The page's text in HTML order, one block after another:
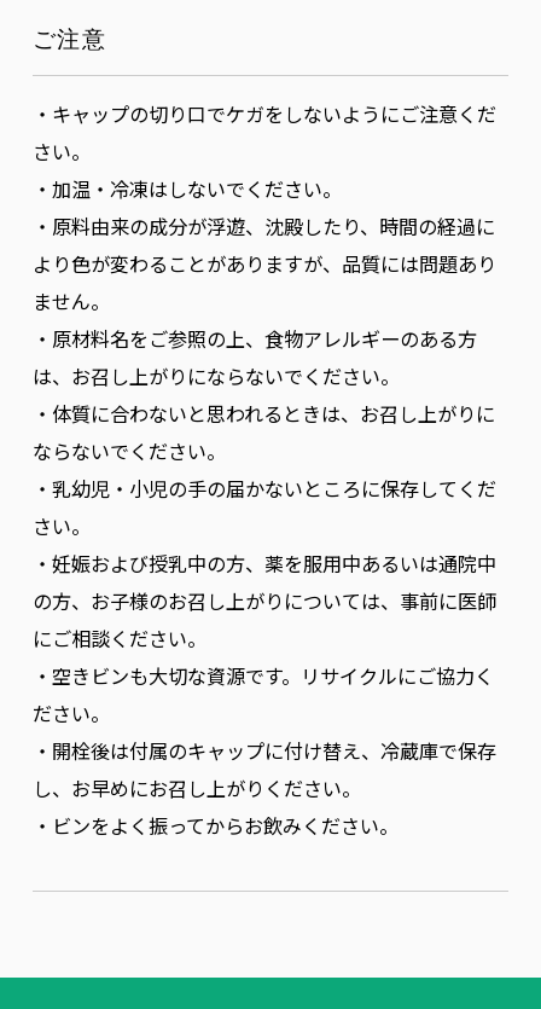
ご注意
・キャップの切り口でケガをしないようにご注意くだ
さい。
・加温・冷凍はしないでください。
・原料由来の成分が浮遊、沈殿したり、時間の経過に
より色が変わることがありますが、品質には問題あり
ません。
・原材料名をご参照の上、食物アレルギーのある方
は、お召し上がりにならないでください。
・体質に合わないと思われるときは、お召し上がりに
ならないでください。
・乳幼児・小児の手の届かないところに保存してくだ
さい。
・妊娠および授乳中の方、薬を服用中あるいは通院中
の方、お子様のお召し上がりについては、事前に医師
にご相談ください。
・空きビンも大切な資源です。リサイクルにご協力く
ださい。
・開栓後は付属のキャップに付け替え、冷蔵庫で保存
し、お早めにお召し上がりください。
・ビンをよく振ってからお飲みください。